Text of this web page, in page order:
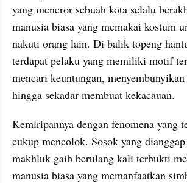
yang meneror sebuah kota selalu
manusia biasa yang memakai kostum
nakuti orang lain. Di balik topeng
terdapat pelaku yang memiliki motif
mencari keuntungan,
hingga sekadar membuat kekacauan.
Kemiripannya dengan fenomena yang
cukup mencolok. Sosok yang
makhluk gaib berulang kali terbukti
manusia biasa yang memanfaatkan